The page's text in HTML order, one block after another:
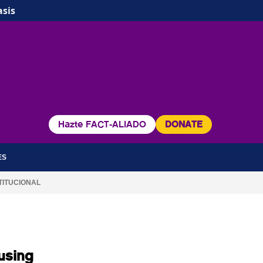
Hazte FACT-ALIADO DONATE